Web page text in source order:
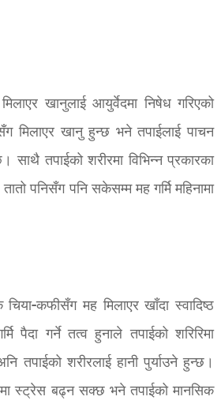
खानुलाई आयुर्वेदमा निषेध गरिएको
मिलाएर खानु हुन्छ भने तपाईलाई पाचन
तपाईको शरीरमा विभिन्न प्रकारका
पनिसँग पनि सकेसम्म मह गर्मि महिनामा
कफीसँग मह मिलाएर खाँदा स्वादिष्ठ
पैदा गर्ने तत्व हुनाले तपाईको शरिरिमा
तपाईको शरीरलाई हानी पुर्याउने हुन्छ।
स्ट्रेस बढ्न सक्छ भने तपाईको मानसिक